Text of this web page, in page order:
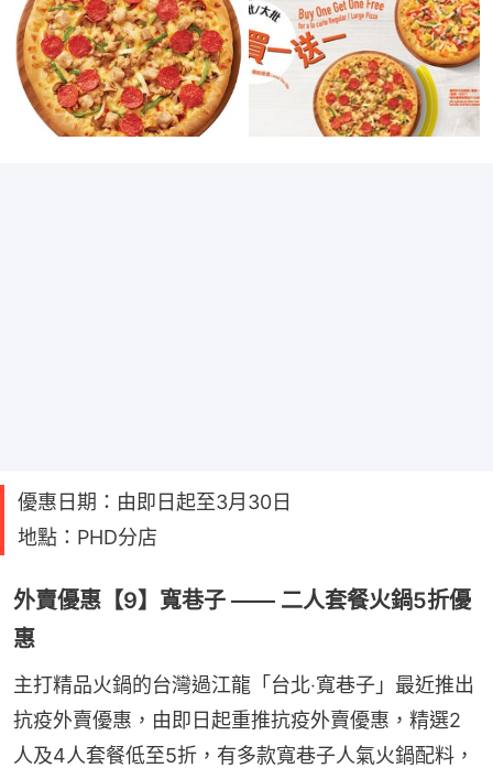
優惠日期：由即日起至3月30日
地點：PHD分店
外賣優惠【9】寬巷子 —— 二人套餐火鍋5折優
惠
主打精品火鍋的台灣過江龍「台北‧寬巷子」最近推出
抗疫外賣優惠，由即日起重推抗疫外賣優惠，精選2
人及4人套餐低至5折，有多款寬巷子人氣火鍋配料，